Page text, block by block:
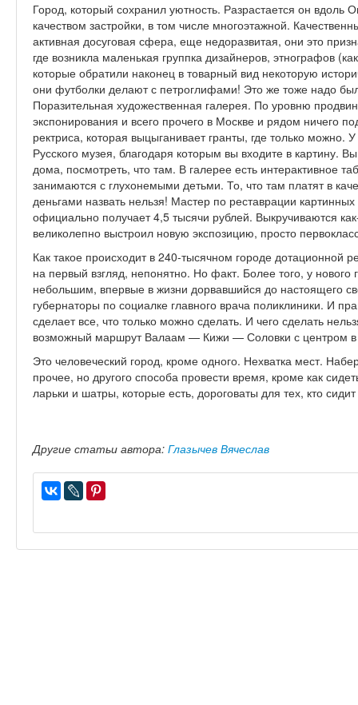
Город, который сохранил уютность. Разрастается он вдоль
качеством за­стройки, в том числе многоэтажной.
активная досуговая сфе­ра, еще недоразвитая, они это
где возникла маленькая группка дизай­неров, этнографов
которые обратили наконец в товарный вид некото­рую
они футболки делают с петроглифами! Это же тоже надо
Поразительная худо­жественная галерея. По уровню
экспонирования и всего прочего в Москве и рядом ничего
ректриса, которая выцыганивает гранты, где только
Русского музея, благодаря которым вы входите в картину.
дома, посмотреть, что там. В гале­рее есть интерактивное
занимаются с глухонемыми детьми. То, что там платят в
деньгами на­звать нельзя! Мастер по реставрации
официально получает 4,5 тысячи рублей. Выкручиваются
великолепно выстроил новую экспозицию, просто
Как такое происходит в 240-тысячном городе дотационной
на первый взгляд, непонятно. Но факт. Более того, у нового
небольшим, впервые в жиз­ни дорвавшийся до настоящего
губернаторы по социалке главного врача поли­клиники. И
сде­лает все, что только можно сделать. И чего сделать
возможный мар­шрут Валаам — Кижи — Соловки с центром
Это человеческий город, кроме одного. Нехватка мест.
прочее, но дру­гого способа провести время, кроме как
ларьки и шатры, которые есть, дороговаты для тех, кто
Другие статьи автора: Глазычев Вячеслав